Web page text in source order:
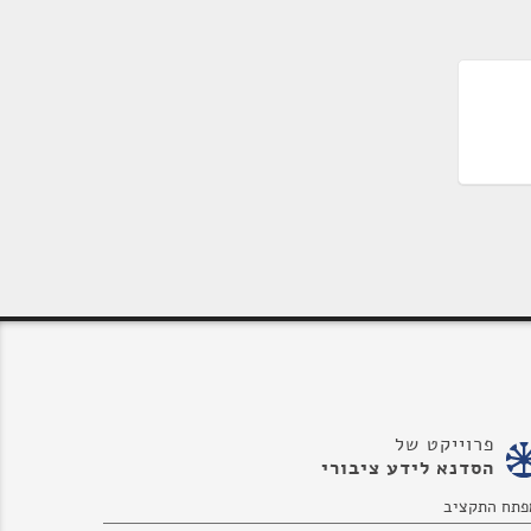
פרוייקט של
הסדנא לידע ציבורי
התקציב